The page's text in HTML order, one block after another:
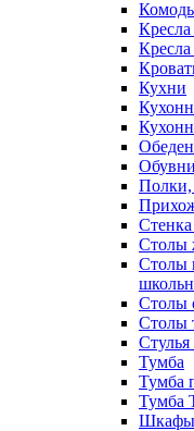
Кухни
Полки,
Столы
Столы
Столы
Столы
Тумба
Тумба
Тумба
Шкафы